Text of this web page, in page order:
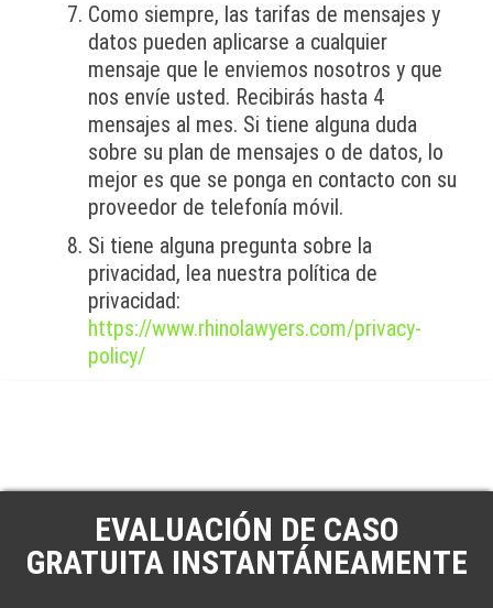
Como siempre, las tarifas de mensajes y
datos pueden aplicarse a cualquier
mensaje que le enviemos nosotros y que
nos envíe usted. Recibirás hasta 4
mensajes al mes. Si tiene alguna duda
sobre su plan de mensajes o de datos, lo
mejor es que se ponga en contacto con su
proveedor de telefonía móvil.
Si tiene alguna pregunta sobre la
privacidad, lea nuestra política de
privacidad:
https://www.rhinolawyers.com/privacy-
policy/
EVALUACIÓN DE CASO
GRATUITA INSTANTÁNEAMENTE